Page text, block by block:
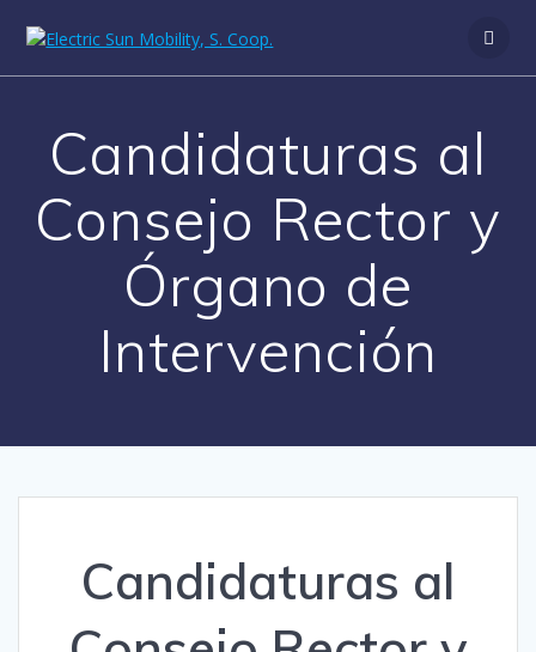
al
Candidaturas al
Consejo Rector y
Órgano de
Intervención
Candidaturas al